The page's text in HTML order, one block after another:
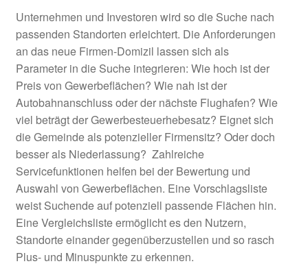
Fördermöglichkeiten und Programme
Förderphase 2027
Förderung
Frankenhöhe Lamm
Geförderte Projekte 2020
Umgesetzte Projekte 2023
Umgesetzte Projekte 2024
Unternehmen und Investoren wird so die Suche nach
passenden Standorten erleichtert. Die Anforderungen
an das neue Firmen-Domizil lassen sich als
Parameter in die Suche integrieren: Wie hoch ist der
Preis von Gewerbeflächen? Wie nah ist der
Autobahnanschluss oder der nächste Flughafen? Wie
viel beträgt der Gewerbesteuerhebesatz? Eignet sich
die Gemeinde als potenzieller Firmensitz? Oder doch
besser als Niederlassung? Zahlreiche
Servicefunktionen helfen bei der Bewertung und
Auswahl von Gewerbeflächen. Eine Vorschlagsliste
weist Suchende auf potenziell passende Flächen hin.
Eine Vergleichsliste ermöglicht es den Nutzern,
Standorte einander gegenüberzustellen und so rasch
Plus- und Minuspunkte zu erkennen.